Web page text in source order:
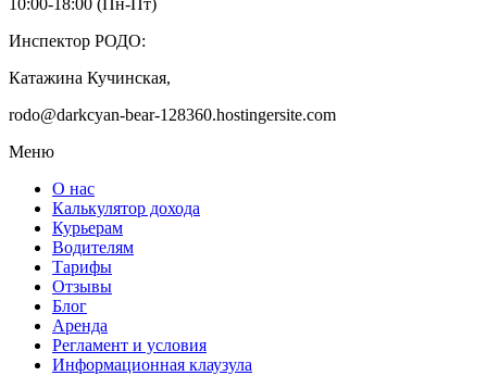
10:00-18:00 (Пн-Пт)
Инспектор РОДО:
Катажина Кучинская,
rodo@darkcyan-bear-128360.hostingersite.com
Меню
О нас
Калькулятор дохода
Курьерам
Водителям
Тарифы
Отзывы
Блог
Аренда
Регламент и условия
Информационная клаузула